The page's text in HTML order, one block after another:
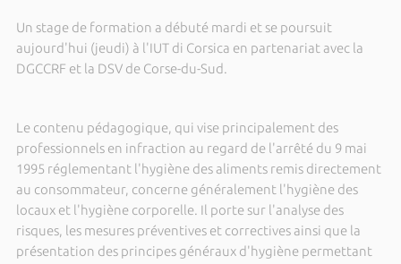
Un stage de formation a débuté mardi et se poursuit
aujourd'hui (jeudi) à l'IUT di Corsica en partenariat avec la
DGCCRF et la DSV de Corse-du-Sud.
Le contenu pédagogique, qui vise principalement des
professionnels en infraction au regard de l'arrêté du 9 mai
1995 réglementant l'hygiène des aliments remis directement
au consommateur, concerne généralement l'hygiène des
locaux et l'hygiène corporelle. Il porte sur l'analyse des
risques, les mesures préventives et correctives ainsi que la
présentation des principes généraux d'hygiène permettant